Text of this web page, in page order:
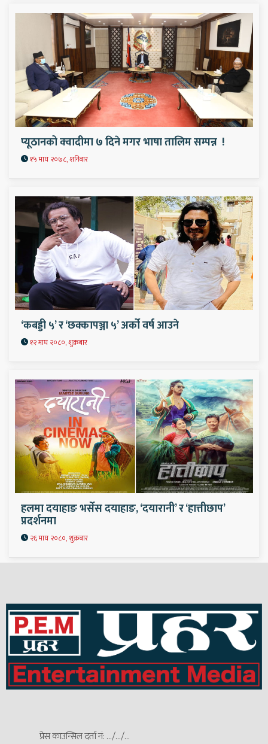
प्यूठानको क्वादीमा ७ दिने मगर भाषा तालिम सम्पन्न !
१५ माघ २०७८, शनिबार
‘कबड्डी ५’ र ‘छक्कापञ्जा ५’ अर्को वर्ष आउने
१२ माघ २०८०, शुक्रबार
हलमा दयाहाङ भर्सेस दयाहाङ, ‘दयारानी’ र ‘हात्तीछाप’
प्रदर्शनमा
२६ माघ २०८०, शुक्रबार
प्रेस काउन्सिल दर्ता नं: .../.../...